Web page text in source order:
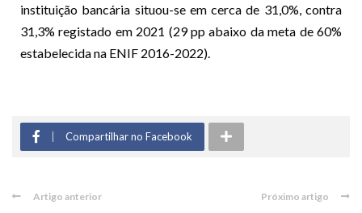
instituição bancária situou-se em cerca de 31,0%, contra
31,3% registado em 2021 (29 pp abaixo da meta de 60%
estabelecida na ENIF 2016-2022).
Compartilhar no Facebook
Artigo anterior Próximo artigo